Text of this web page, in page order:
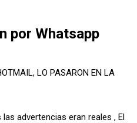
por Whatsapp
LO PASARON EN LA
advertencias eran reales , El